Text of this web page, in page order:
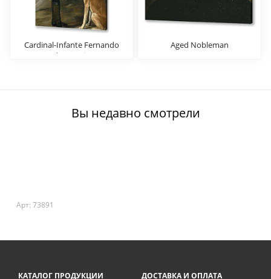
Cardinal-Infante Fernando
de Austria
Aged Nobleman
Вы недавно смотрели
Арт: 73891
КАТАЛОГ ПРОДУКЦИИ ДОСТАВКА И ОПЛАТА